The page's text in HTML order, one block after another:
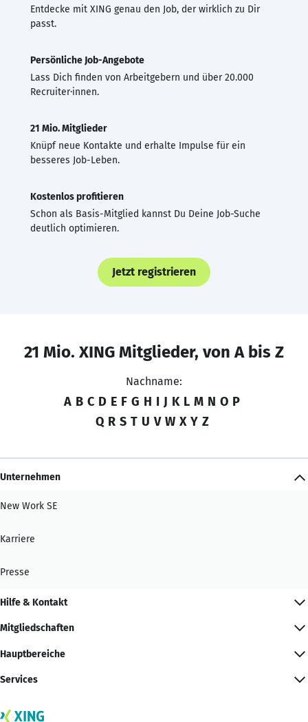
Entdecke mit XING genau den Job, der wirklich zu Dir
passt.
Persönliche Job-Angebote
Lass Dich finden von Arbeitgebern und über 20.000
Recruiter·innen.
21 Mio. Mitglieder
Knüpf neue Kontakte und erhalte Impulse für ein
besseres Job-Leben.
Kostenlos profitieren
Schon als Basis-Mitglied kannst Du Deine Job-Suche
deutlich optimieren.
Jetzt registrieren
21 Mio. XING Mitglieder, von A bis Z
Nachname:
A B C D E F G H I J K L M N O P
Q R S T U V W X Y Z
Unternehmen
New Work SE
Karriere
Presse
Hilfe & Kontakt
Mitgliedschaften
Hauptbereiche
Services